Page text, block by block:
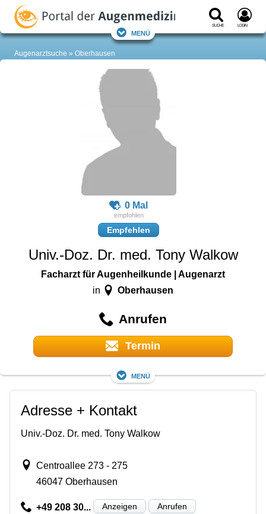
Suche Login
Menü
Augenarztsuche Oberhausen
0 Mal
Empfehlen
Univ.-Doz. Dr. med. Tony Walkow
Facharzt für Augenheilkunde | Augenarzt
in Oberhausen
Anrufen
Termin
Menü
Adresse + Kontakt
Univ.-Doz. Dr. med. Tony Walkow
Centroallee 273 - 275
46047 Oberhausen
+49 208 30... Anzeigen Anrufen